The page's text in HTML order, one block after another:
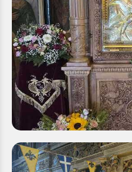
Πρόγραμμα Ακολουθιών
Παναγίας Τρυπητής
Τετάρτη 31 Δεκ 2025
ΠΡΟΓΡΑΜΜΑ
ΠΡΟΣΚΥΝΗΜΑΤΟΣ
ΙΑΝΟΥΑΡΙΟΥ 2026
ΒΑΣΙΛΕΙΟΥ 7.00 π.μ. :
ΜΕΓΑΛΟΥ ΒΑΣΙΛΕΙΟΥ